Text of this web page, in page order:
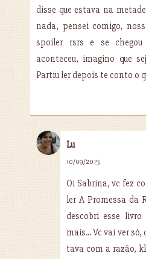
disse que estava na
nada, pensei comigo,
spoiler rsrs e se
aconteceu, imagino que
Partiu ler depois te conto o
Lu
10/09/2015
Oi Sabrina, vc fez
ler A Promessa da
descobri esse
mais... Vc vai ver
tava com a razão,